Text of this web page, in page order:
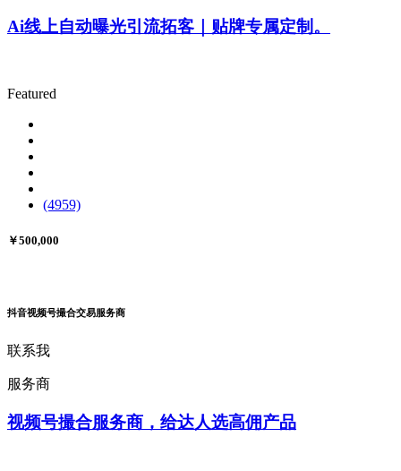
Ai线上自动曝光引流拓客｜贴牌专属定制。
Featured
(4959)
￥500,000
抖音视频号撮合交易服务商
联系我
服务商
视频号撮合服务商，给达人选高佣产品